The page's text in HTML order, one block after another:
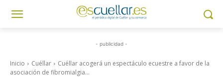
- publicidad -
Inicio Cuéllar
Cuéllar acogerá un espectáculo ecuestre a favor de la
asociación de fibromialgia...